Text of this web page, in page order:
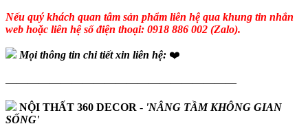
Nếu quý khách quan tâm sản phẩm liên hệ qua khung tin nhắn
web hoặc liên hệ số điện thoại: 0918 886 002 (Zalo).
Mọi thông tin chi tiết xin liên hệ: ❤️
—————————————————————
NỘI THẤT 360 DECOR - 'NÂNG TẦM KHÔNG GIAN
SỐNG'